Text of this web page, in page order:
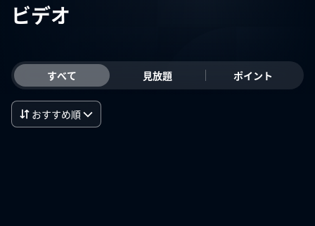
ビデオ
すべて 見放題 ポイント
おすすめ順